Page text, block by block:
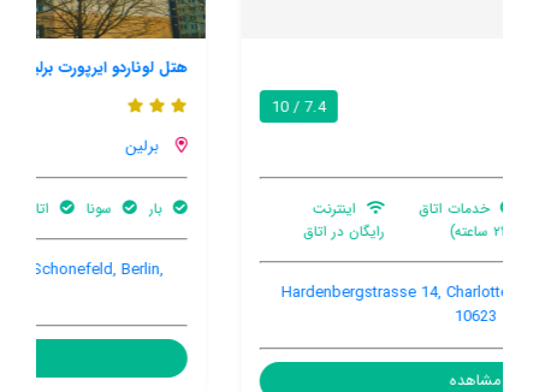
بار سونا اتاق بخار
SCHWALBENWEG,18, Airport Berlin-Schonefeld, Berlin,
Germany, 12526
مشاهده